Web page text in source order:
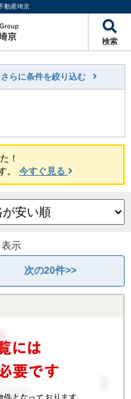
動産埼京
検索
さらに条件を絞り込む
！
。 今すぐ見る
示
次の20件>>